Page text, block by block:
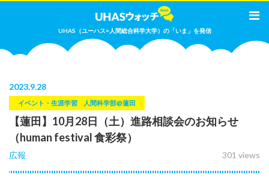
UHAS（ユーハス=人間総合科学大学）の「いま」を発信
2023.9.28
イベント・生涯学習 人間科学部@蓮田
【蓮田】10月28日（土）進路相談会のお知らせ
（human festival 食彩祭）
301 views
広報